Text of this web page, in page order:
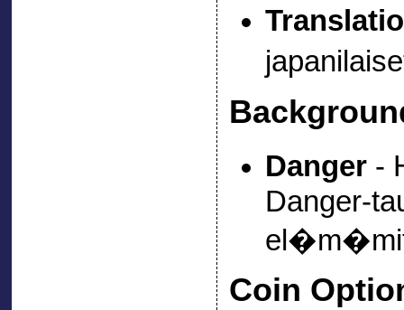
Danger -
Danger-
Coin